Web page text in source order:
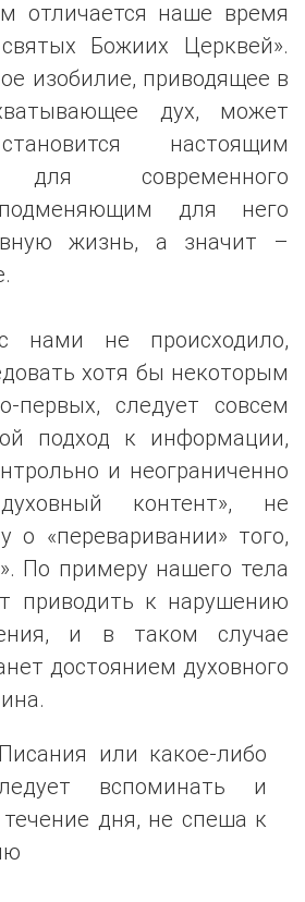
отличается наше время
святых Божиих Церквей».
изобилие, приводящее в
дух, может
настоящим
для современного
подменяющим для него
жизнь, а значит –
не происходило,
хотя бы некоторым
первых, следует совсем
подход к информации,
и неограниченно
контент», не
о «переваривании» того,
По примеру нашего тела
приводить к нарушению
и в таком случае
достоянием духовного
или какое-либо
вспоминать и
дня, не спеша к